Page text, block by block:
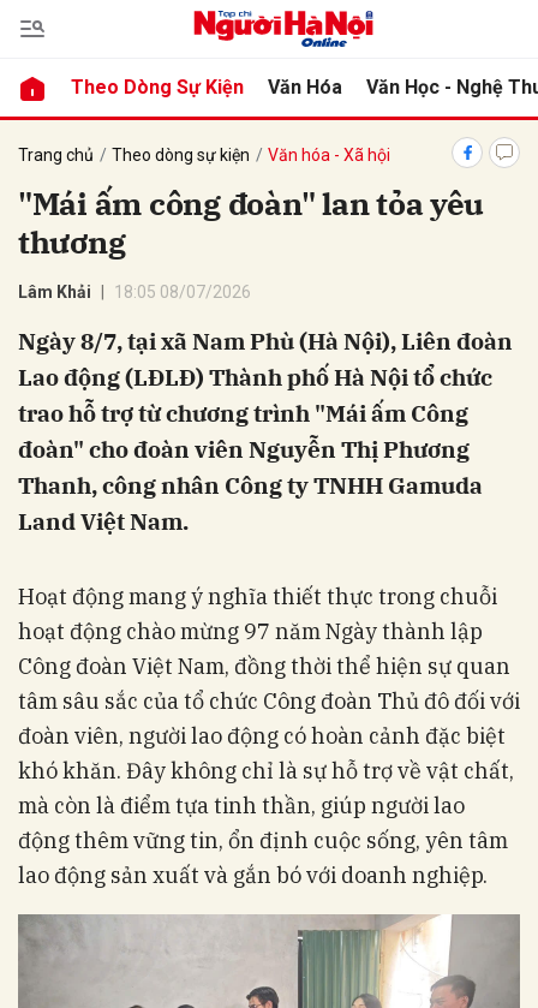
Theo Dòng Sự Kiện Văn Hóa Văn Học - Nghệ
Trang chủ Theo dòng sự kiện Văn hóa - Xã hội
"Mái ấm công đoàn" lan tỏa yêu
thương
Lâm Khải 18:05 08/07/2026
Ngày 8/7, tại xã Nam Phù (Hà Nội), Liên đoàn
Lao động (LĐLĐ) Thành phố Hà Nội tổ chức
trao hỗ trợ từ chương trình "Mái ấm Công
đoàn" cho đoàn viên Nguyễn Thị Phương
Thanh, công nhân Công ty TNHH Gamuda
Land Việt Nam.
Hoạt động mang ý nghĩa thiết thực trong chuỗi
hoạt động chào mừng 97 năm Ngày thành lập
Công đoàn Việt Nam, đồng thời thể hiện sự quan
tâm sâu sắc của tổ chức Công đoàn Thủ đô đối với
đoàn viên, người lao động có hoàn cảnh đặc biệt
khó khăn. Đây không chỉ là sự hỗ trợ về vật chất,
mà còn là điểm tựa tinh thần, giúp người lao
động thêm vững tin, ổn định cuộc sống, yên tâm
lao động sản xuất và gắn bó với doanh nghiệp.
luận
Hủy